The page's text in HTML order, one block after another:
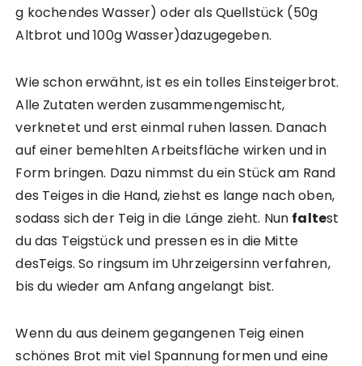
g kochendes Wasser) oder als Quellstück (50g
Altbrot und 100g Wasser)dazugegeben.
Wie schon erwähnt, ist es ein tolles Einsteigerbrot.
Alle Zutaten werden zusammengemischt,
verknetet und erst einmal ruhen lassen. Danach
auf einer bemehlten Arbeitsfläche wirken und in
Form bringen. Dazu nimmst du ein Stück am Rand
des Teiges in die Hand, ziehst es lange nach oben,
sodass sich der Teig in die Länge zieht. Nun faltest
du das Teigstück und pressen es in die Mitte
desTeigs. So ringsum im Uhrzeigersinn verfahren,
bis du wieder am Anfang angelangt bist.
Wenn du aus deinem gegangenen Teig einen
schönes Brot mit viel Spannung formen und eine